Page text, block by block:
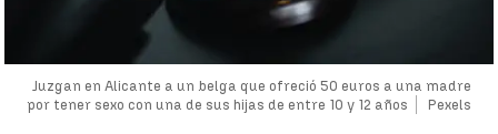
Juzgan en Alicante a un belga que ofreció 50 euros a una madre
por tener sexo con una de sus hijas de entre 10 y 12 años
Pexels